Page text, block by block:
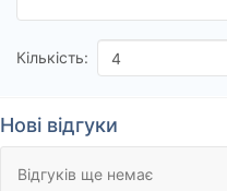
Кількість:
Нові відгуки
Відгуків ще немає